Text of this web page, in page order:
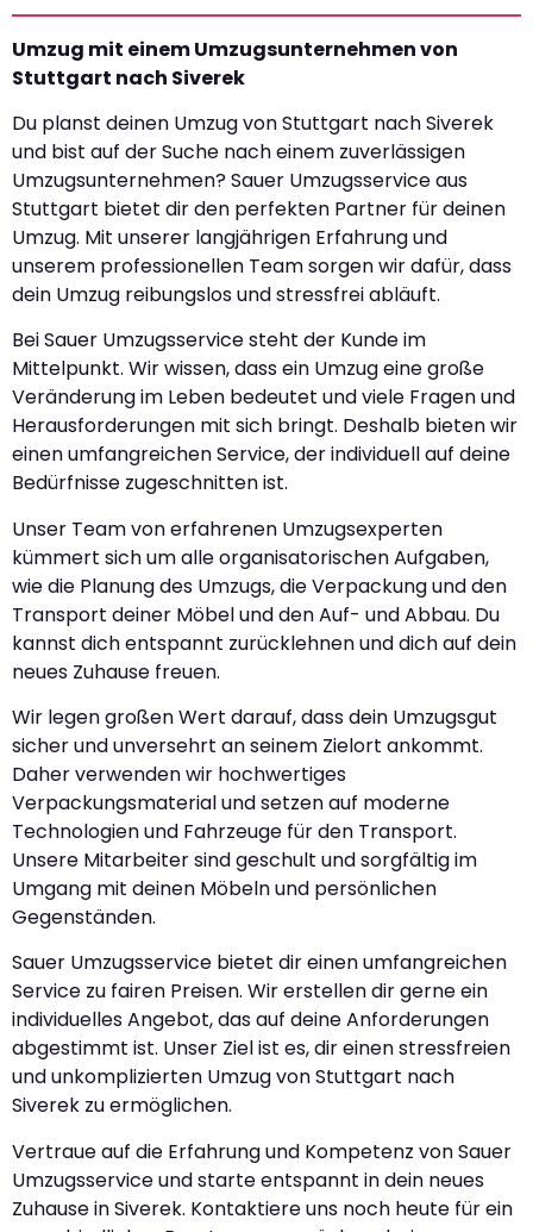
Umzug mit einem Umzugsunternehmen von
Stuttgart nach Siverek
Du planst deinen Umzug von Stuttgart nach Siverek
und bist auf der Suche nach einem zuverlässigen
Umzugsunternehmen? Sauer Umzugsservice aus
Stuttgart bietet dir den perfekten Partner für deinen
Umzug. Mit unserer langjährigen Erfahrung und
unserem professionellen Team sorgen wir dafür, dass
dein Umzug reibungslos und stressfrei abläuft.
Bei Sauer Umzugsservice steht der Kunde im
Mittelpunkt. Wir wissen, dass ein Umzug eine große
Veränderung im Leben bedeutet und viele Fragen und
Herausforderungen mit sich bringt. Deshalb bieten wir
einen umfangreichen Service, der individuell auf deine
Bedürfnisse zugeschnitten ist.
Unser Team von erfahrenen Umzugsexperten
kümmert sich um alle organisatorischen Aufgaben,
wie die Planung des Umzugs, die Verpackung und den
Transport deiner Möbel und den Auf- und Abbau. Du
kannst dich entspannt zurücklehnen und dich auf dein
neues Zuhause freuen.
Wir legen großen Wert darauf, dass dein Umzugsgut
sicher und unversehrt an seinem Zielort ankommt.
Daher verwenden wir hochwertiges
Verpackungsmaterial und setzen auf moderne
Technologien und Fahrzeuge für den Transport.
Unsere Mitarbeiter sind geschult und sorgfältig im
Umgang mit deinen Möbeln und persönlichen
Gegenständen.
Sauer Umzugsservice bietet dir einen umfangreichen
Service zu fairen Preisen. Wir erstellen dir gerne ein
individuelles Angebot, das auf deine Anforderungen
abgestimmt ist. Unser Ziel ist es, dir einen stressfreien
und unkomplizierten Umzug von Stuttgart nach
Siverek zu ermöglichen.
Vertraue auf die Erfahrung und Kompetenz von Sauer
Umzugsservice und starte entspannt in dein neues
Zuhause in Siverek. Kontaktiere uns noch heute für ein